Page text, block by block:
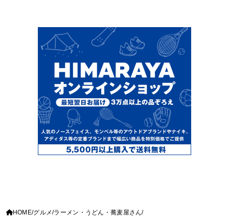
HOME グルメ ラーメン・うどん・蕎麦屋さん